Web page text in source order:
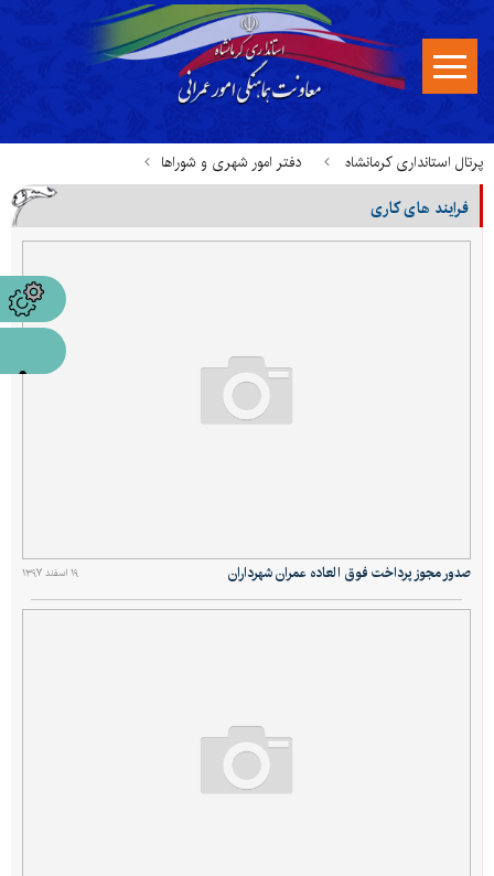
پرتال استانداری کرمانشاه دفتر امور شهری و شوراها
اطلاع رسانی فرآیندهای کاری
فرایند های کاری
۱۹ اسفند ۱۳۹۷ صدور مجوز پرداخت فوق العاده عمران شهرداران